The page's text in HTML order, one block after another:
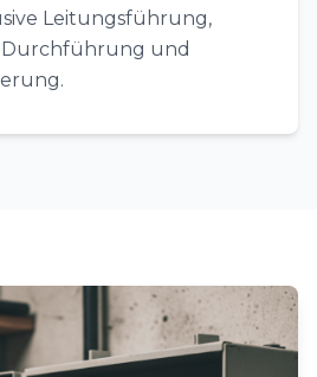
Leitungsführung,
und